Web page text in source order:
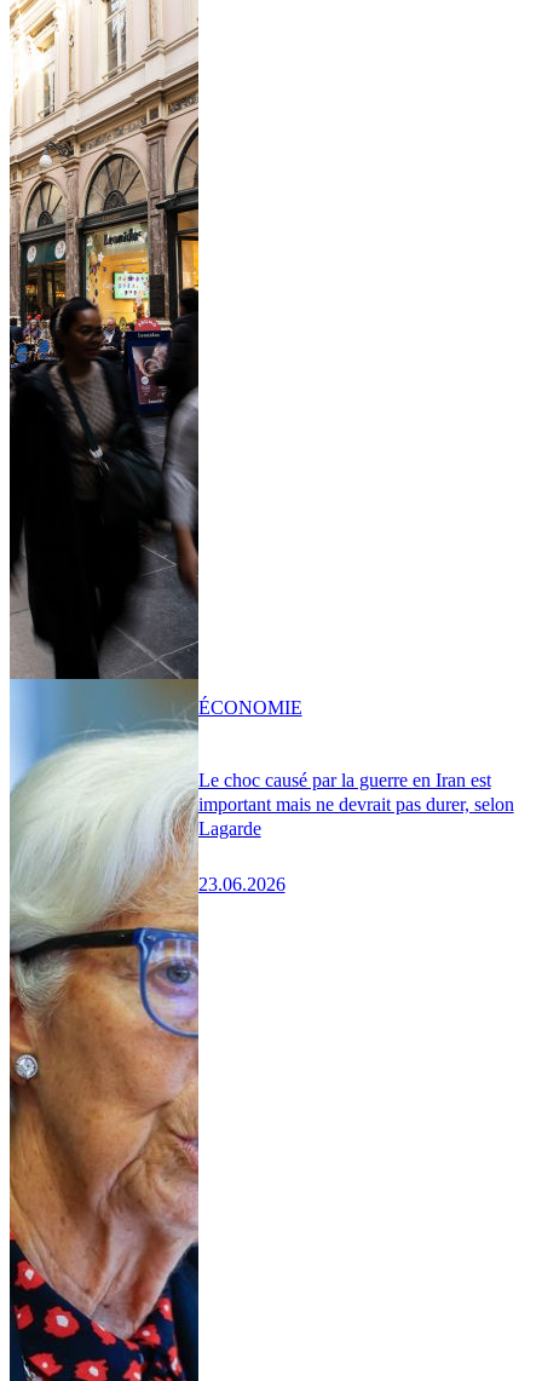
Le choc causé par la guerre en Iran est
important mais ne devrait pas durer, selon
Lagarde
23.06.2026
ÉCONOMIE